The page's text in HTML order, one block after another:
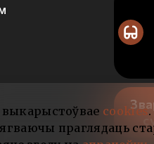
cookies.
праглядаць